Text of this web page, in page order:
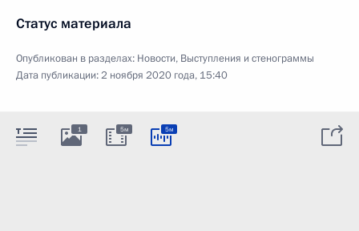
Статус материала
Опубликован в разделах: Новости, Выступления и стенограммы
Дата публикации:2 ноября 2020 года, 15:40
1 5м 5м